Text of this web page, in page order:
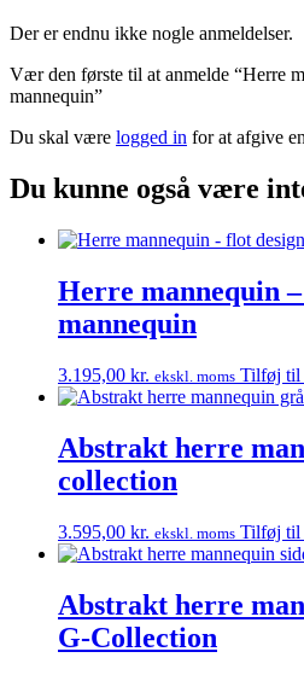
Der er endnu ikke nogle anmeldelser.
Vær den første til at anmelde “Herre
mannequin”
Du skal være logged in for at afgive
Du kunne også være
Herre mannequin
mannequin
3.195,00 kr. ekskl. moms Tilføj til
Abstrakt herre
collection
3.595,00 kr. ekskl. moms Tilføj til
Abstrakt herre
G-Collection